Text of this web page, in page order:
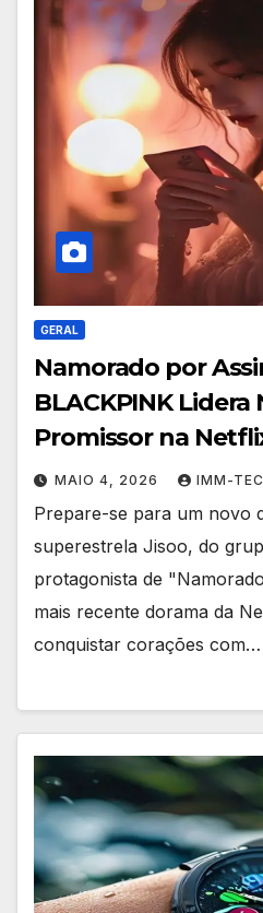
GERAL
Namorado por
BLACKPINK
Promissor na
MAIO 4, 2026 IMM-
Prepare-se para um novo
superestrela Jisoo, do
protagonista de
mais recente dorama da
conquistar corações com…